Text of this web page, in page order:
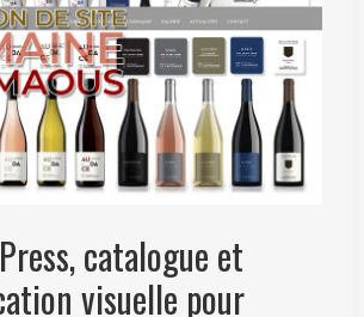
catalogue et
visuelle pour